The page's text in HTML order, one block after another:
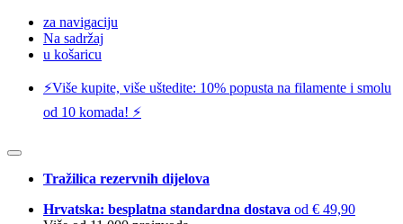
za navigaciju
Na sadržaj
u košaricu
⚡️Više kupite, više uštedite: 10% popusta na filamente i smolu
od 10 komada! ⚡️
Tražilica rezervnih dijelova
Hrvatska: besplatna standardna dostava od € 49,90